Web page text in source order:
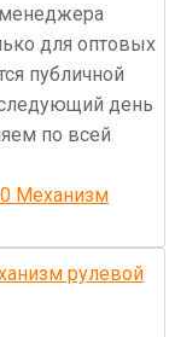
менеджера
для оптовых
публичной
день
по всей